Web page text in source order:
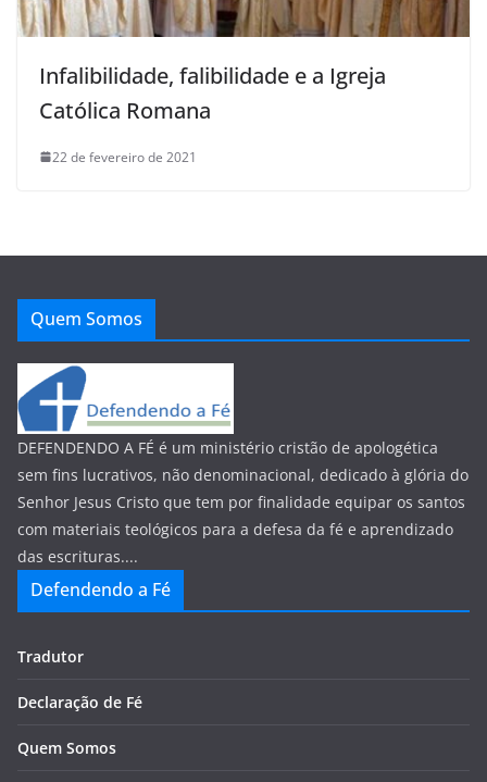
Infalibilidade, falibilidade e a Igreja
Católica Romana
22 de fevereiro de 2021
Quem Somos
DEFENDENDO A FÉ é um ministério cristão de apologética
sem fins lucrativos, não denominacional, dedicado à glória do
Senhor Jesus Cristo que tem por finalidade equipar os santos
com materiais teológicos para a defesa da fé e aprendizado
das escrituras....
Defendendo a Fé
Tradutor
Declaração de Fé
Quem Somos